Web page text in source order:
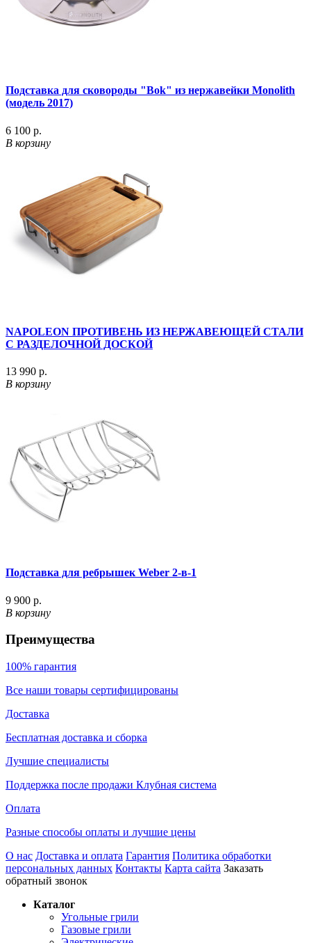
Подставка для сковороды "Bok" из нержавейки Monolith
(модель 2017)
6 100 р.
В корзину
NAPOLEON ПРОТИВЕНЬ ИЗ НЕРЖАВЕЮЩЕЙ СТАЛИ
С РАЗДЕЛОЧНОЙ ДОСКОЙ
13 990 р.
В корзину
Подставка для ребрышек Weber 2-в-1
9 900 р.
В корзину
Преимущества
100% гарантия
Все наши товары сертифицированы
Доставка
Бесплатная доставка и сборка
Лучшие специалисты
Поддержка после продажи Клубная система
Оплата
Разные способы оплаты и лучшие цены
О нас Доставка и оплата Гарантия Политика обработки
персональных данных Контакты Карта сайта Заказать
обратный звонок
Каталог
Угольные грили
Газовые грили